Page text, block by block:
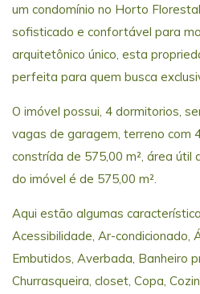
um condomínio no Horto
sofisticado e confortável para
arquitetônico único, esta
perfeita para quem busca
O imóvel possui, 4 dormitorios,
vagas de garagem, terreno com
constrída de 575,00 m², área útil
do imóvel é de 575,00 m².
Aqui estão algumas
Acessibilidade, Ar-condicionado,
Embutidos, Averbada, Banheiro
Churrasqueira, closet, Copa,